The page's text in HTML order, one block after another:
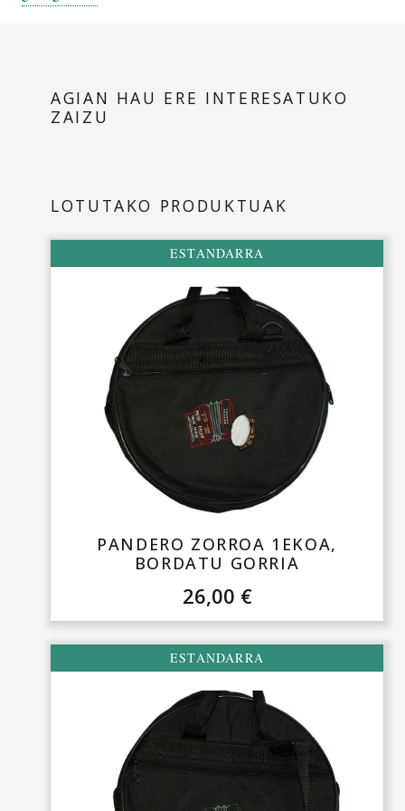
AGIAN HAU ERE INTERESATUKO
ZAIZU
LOTUTAKO PRODUKTUAK
ESTANDARRA
PANDERO ZORROA 1EKOA,
BORDATU GORRIA
26,00 €
ESTANDARRA